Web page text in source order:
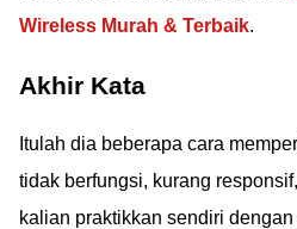
Wireless Murah & Terbaik.
Akhir Kata
Itulah dia beberapa cara
tidak berfungsi, kurang
kalian praktikkan sendiri dengan